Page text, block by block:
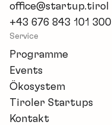
office@startup.tirol
+43 676 843 101 300
Service
Programme
Events
Ökosystem
Tiroler Startups
Kontakt